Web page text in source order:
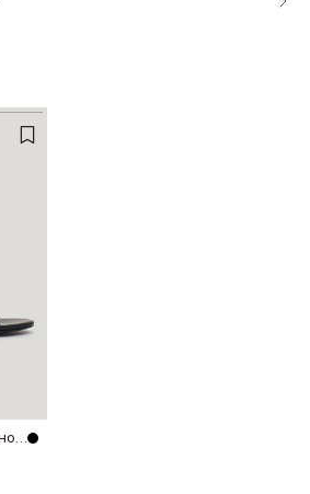
Босоножки из натуральной кожи